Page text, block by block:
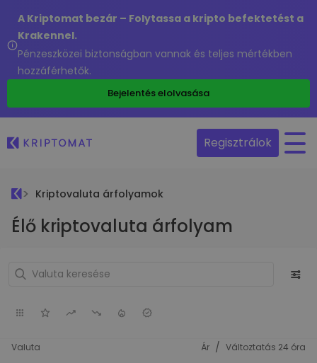
A Kriptomat bezár – Folytassa a kripto befektetést a
Krakennel.
Pénzeszközei biztonságban vannak és teljes mértékben
hozzáférhetők.
Bejelentés elolvasása
Regisztrálok
Kriptovaluta árfolyamok
Élő kriptovaluta árfolyam
Valuta Ár / Változtatás 24 óra